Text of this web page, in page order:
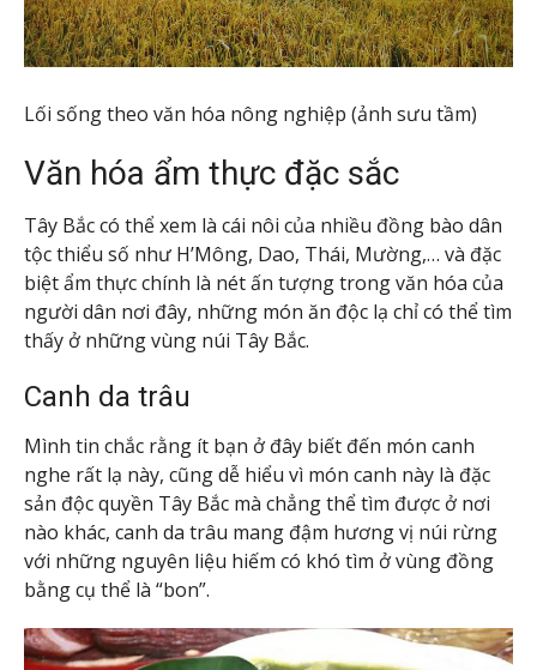
Lối sống theo văn hóa nông nghiệp (ảnh sưu tầm)
Văn hóa ẩm thực đặc sắc
Tây Bắc có thể xem là cái nôi của nhiều đồng bào dân
tộc thiểu số như H’Mông, Dao, Thái, Mường,… và đặc
biệt ẩm thực chính là nét ấn tượng trong văn hóa của
người dân nơi đây, những món ăn độc lạ chỉ có thể tìm
thấy ở những vùng núi Tây Bắc.
Canh da trâu
Mình tin chắc rằng ít bạn ở đây biết đến món canh
nghe rất lạ này, cũng dễ hiểu vì món canh này là đặc
sản độc quyền Tây Bắc mà chẳng thể tìm được ở nơi
nào khác, canh da trâu mang đậm hương vị núi rừng
với những nguyên liệu hiếm có khó tìm ở vùng đồng
bằng cụ thể là “bon”.